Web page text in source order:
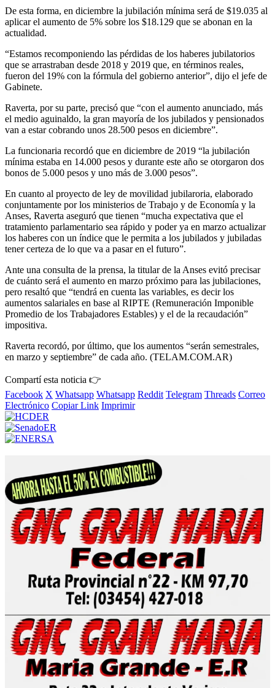
De esta forma, en diciembre la jubilación mínima será de $19.035 al
aplicar el aumento de 5% sobre los $18.129 que se abonan en la
actualidad.
“Estamos recomponiendo las pérdidas de los haberes jubilatorios
que se arrastraban desde 2018 y 2019 que, en términos reales,
fueron del 19% con la fórmula del gobierno anterior”, dijo el jefe de
Gabinete.
Raverta, por su parte, precisó que “con el aumento anunciado, más
el medio aguinaldo, la gran mayoría de los jubilados y pensionados
van a estar cobrando unos 28.500 pesos en diciembre”.
La funcionaria recordó que en diciembre de 2019 “la jubilación
mínima estaba en 14.000 pesos y durante este año se otorgaron dos
bonos de 5.000 pesos y uno más de 3.000 pesos”.
En cuanto al proyecto de ley de movilidad jubilaroria, elaborado
conjuntamente por los ministerios de Trabajo y de Economía y la
Anses, Raverta aseguró que tienen “mucha expectativa que el
tratamiento parlamentario sea rápido y poder ya en marzo actualizar
los haberes con un índice que le permita a los jubilados y jubiladas
tener certeza de lo que va a pasar en el futuro”.
Ante una consulta de la prensa, la titular de la Anses evitó precisar
de cuánto será el aumento en marzo próximo para las jubilaciones,
pero resaltó que “tendrá en cuenta las variables, es decir los
aumentos salariales en base al RIPTE (Remuneración Imponible
Promedio de los Trabajadores Estables) y el de la recaudación”
impositiva.
Raverta recordó, por último, que los aumentos “serán semestrales,
en marzo y septiembre” de cada año. (TELAM.COM.AR)
Compartí esta noticia 👉
Facebook X Whatsapp Whatsapp Reddit Telegram Threads Correo
Electrónico Copiar Link Imprimir